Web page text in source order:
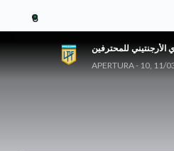
8
الأرجنتيني للمحترفين
APERTURA - 10, 11/